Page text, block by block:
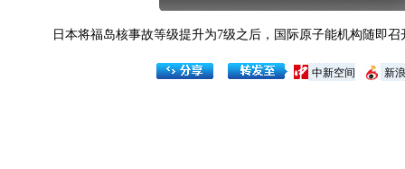
日本将福岛核事故等级提升为7级之后，国际原子能机构随即召
新
中新空间